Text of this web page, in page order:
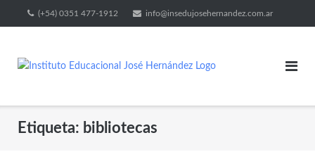
(+54) 0351 477-1912 info@insedujosehernandez.com.ar
Etiqueta: bibliotecas